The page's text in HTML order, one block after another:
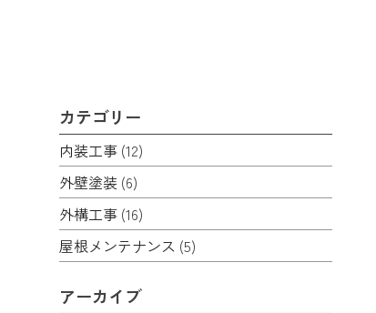
カテゴリー
内装工事 (12)
外壁塗装 (6)
外構工事 (16)
屋根メンテナンス (5)
アーカイブ